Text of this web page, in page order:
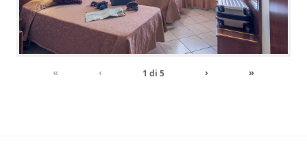
« ‹ 1 di 5 › »